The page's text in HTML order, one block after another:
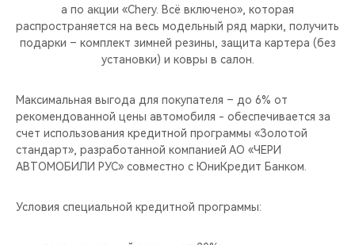
СЕДАНЫ
CHERY CONNECT
ЛЮДИ CHERY
CHERY REMOTE
CHERY И СПОРТ
а по акции «Chery. Всё включено», которая
распространяется на весь модельный ряд марки, получить
подарки – комплект зимней резины, защита картера (без
установки) и ковры в салон.
Максимальная выгода для покупателя – до 6% от
рекомендованной цены автомобиля - обеспечивается за
счет использования кредитной программы «Золотой
стандарт», разработанной компанией АО «ЧЕРИ
АВТОМОБИЛИ РУС» совместно с ЮниКредит Банком.
Условия специальной кредитной программы: